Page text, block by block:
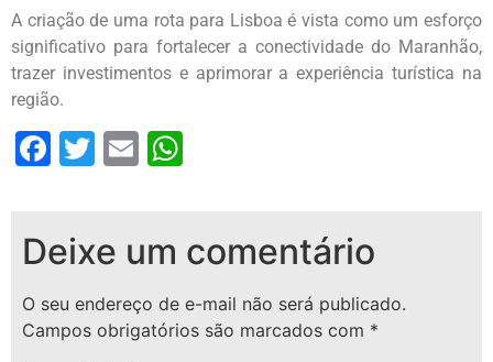
A criação de uma rota para Lisboa é vista como um esforço
significativo para fortalecer a conectividade do Maranhão,
trazer investimentos e aprimorar a experiência turística na
região.
Facebook
Twitter
Email
Deixe um comentário
O seu endereço de e-mail não será publicado.
Campos obrigatórios são marcados com *